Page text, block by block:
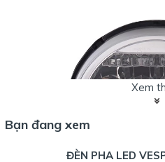
Xem
Bạn đang xem
ĐÈN PHA LED